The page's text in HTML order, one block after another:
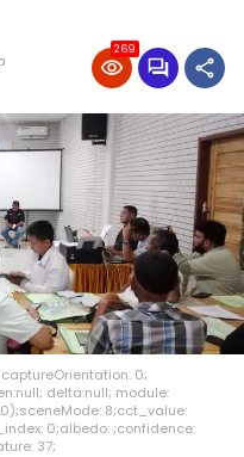
269
0;
delta:null; module:
8;cct_value:
0;albedo: ;confidence:
37;